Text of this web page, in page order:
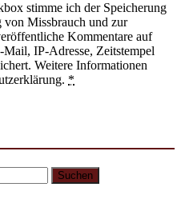
stimme ich der Speicherung
von Missbrauch und zur
Kommentare auf
IP-Adresse, Zeitstempel
Weitere Informationen
*